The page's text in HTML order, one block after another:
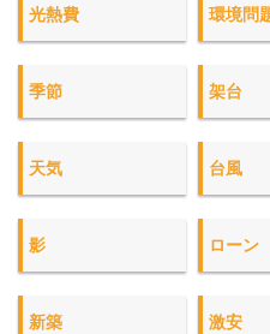
光熱費 環境問
季節 架台
天気 台風
影 ローン
新築 激安